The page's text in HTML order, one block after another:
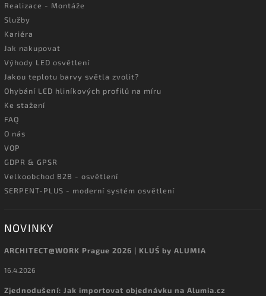
Realizace - Montáže
Služby
Kariéra
Jak nakupovat
Výhody LED osvětlení
Jakou teplotu barvy světla zvolit?
Ohybání LED hliníkových profilů na míru
Ke stažení
FAQ
O nás
VOP
GDPR & GPSR
Velkoobchod B2B - osvětlení
SERPENT-PLUS - moderní systém osvětlení
NOVINKY
ARCHITECT@WORK Prague 2026 | KLUŚ by ALUMIA
16.4.2026
Zjednodušení: Jak importovat objednávku na Alumia.cz